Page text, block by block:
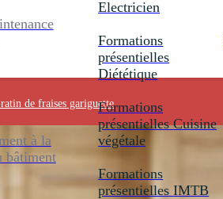
à la
bâtiment
Electricien
Formations
présentielles
Diététique
Formations
présentielles Cuisine
végétale
Formations
présentielles IMTB
de fraises gariguette